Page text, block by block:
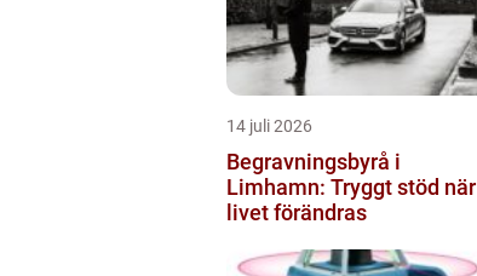
14 juli 2026
Begravningsbyrå i
Limhamn: Tryggt stöd när
livet förändras